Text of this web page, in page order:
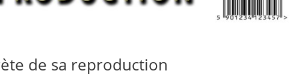
de sa reproduction